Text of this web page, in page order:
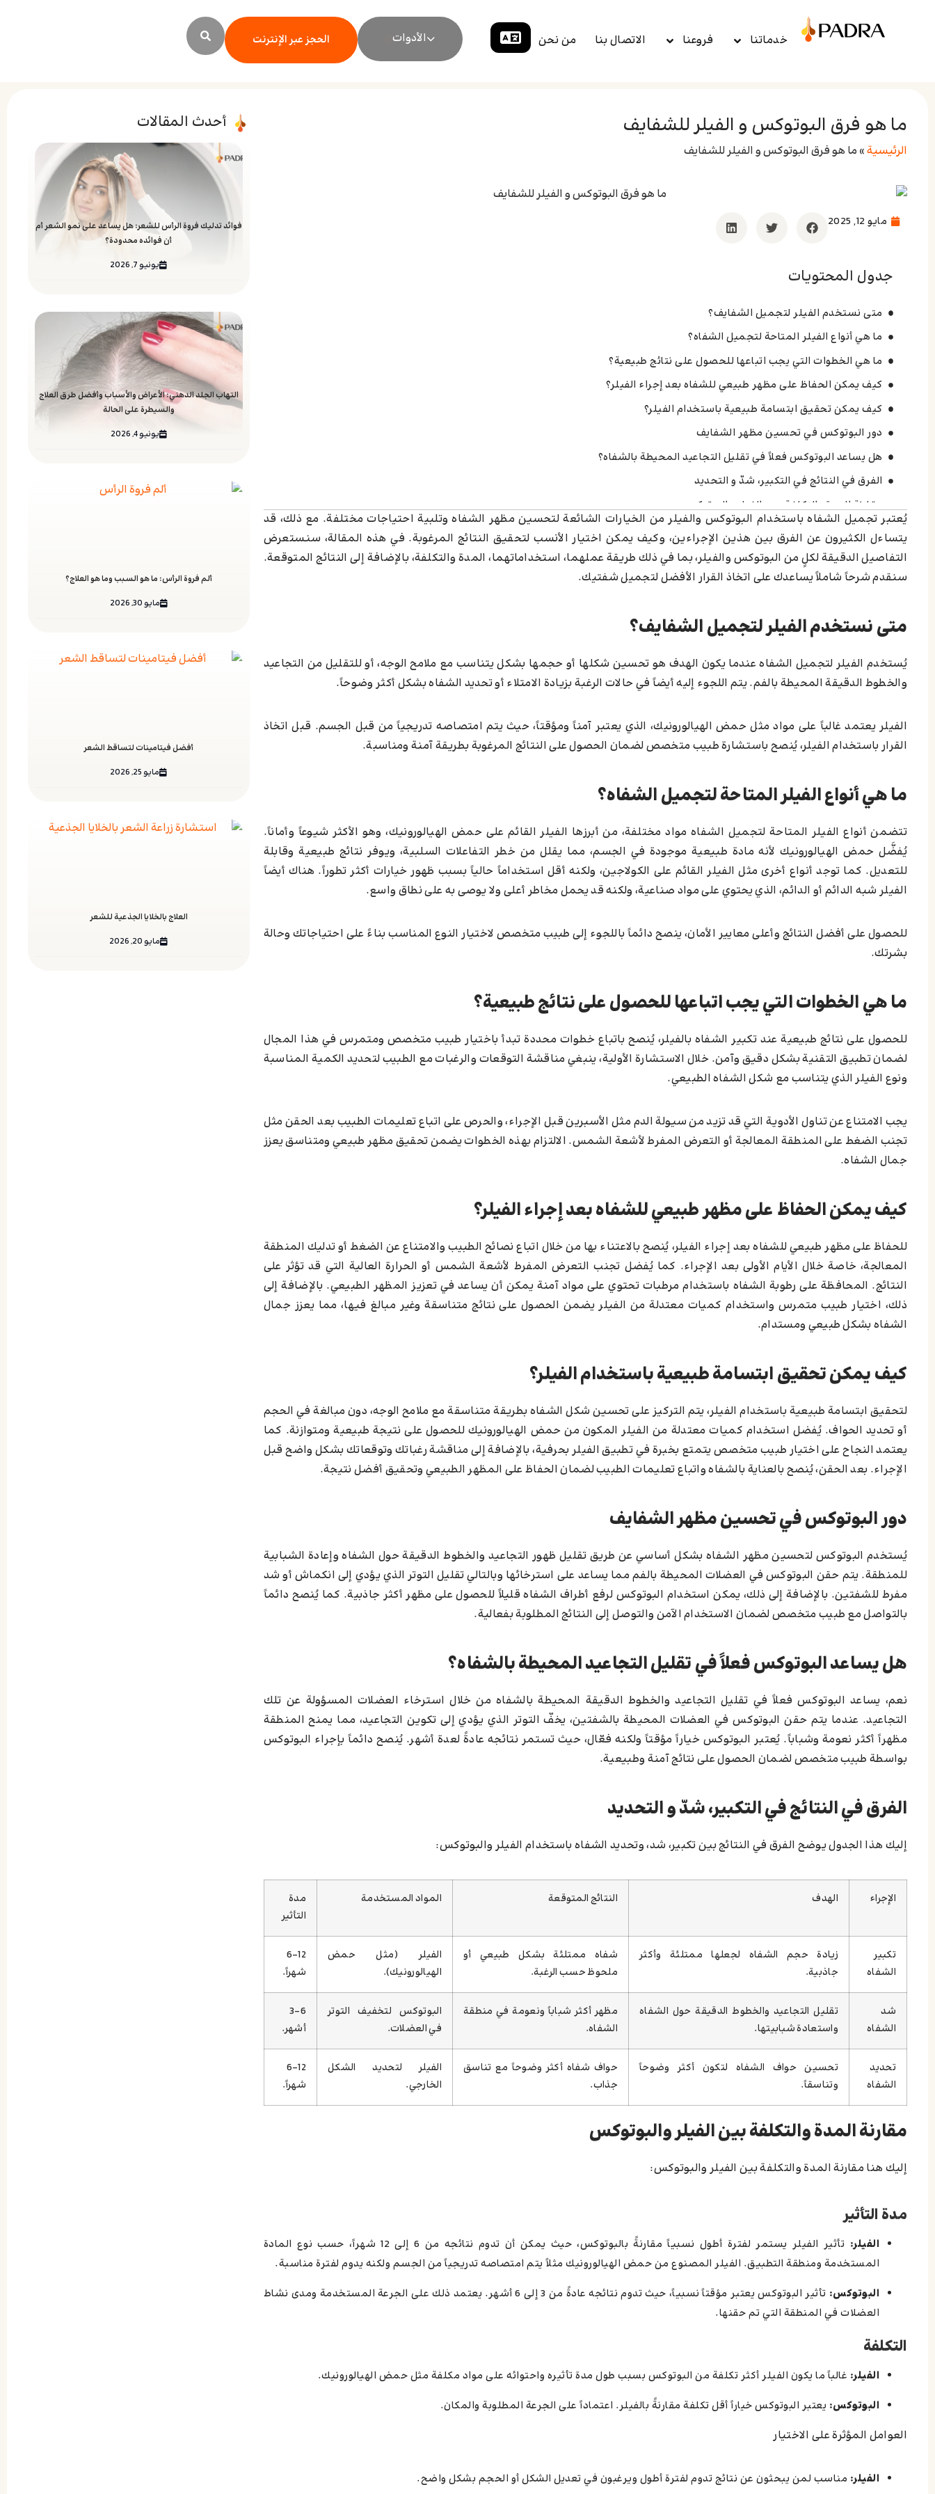
خدماتنا فروعنا الاتصال بنا من نحن الأدوات الحجز عبر الإنترنت
أحدث المقالات
فوائد تدليك فروة الرأس للشعر: هل يساعد على نمو الشعر أم
أن فوائده محدودة؟
يونيو 7, 2026
التهاب الجلد الدهني: الأعراض والأسباب وأفضل طرق العلاج
والسيطرة على الحالة
يونيو 4, 2026
ألم فروة الرأس: ما هو السبب وما هو العلاج؟
مايو 30, 2026
أفضل فيتامينات لتساقط الشعر
مايو 25, 2026
العلاج بالخلايا الجذعية للشعر
مايو 20, 2026
ما هو فرق البوتوكس و الفيلر للشفايف
الرئيسية» ما هو فرق البوتوكس و الفيلر للشفايف
مايو 12, 2025
جدول المحتويات
متى نستخدم الفيلر لتجميل الشفايف؟
ما هي أنواع الفيلر المتاحة لتجميل الشفاه؟
ما هي الخطوات التي يجب اتباعها للحصول على نتائج طبيعية؟
كيف يمكن الحفاظ على مظهر طبيعي للشفاه بعد إجراء الفيلر؟
كيف يمكن تحقيق ابتسامة طبيعية باستخدام الفيلر؟
دور البوتوكس في تحسين مظهر الشفايف
هل يساعد البوتوكس فعلاً في تقليل التجاعيد المحيطة بالشفاه؟
الفرق في النتائج في التكبير، شدّ و التحديد
مقارنة المدة والتكلفة بين الفيلر والبوتوكس
أيهما أنسب حسب شكل الشفاه وحالة البشرة؟
ما العوامل التي تؤثر على تكلفة إجراءات تعبئة الشفاه؟
اترك تعليقاً إلغاء الرد
يُعتبر تجميل الشفاه باستخدام البوتوكس والفيلر من الخيارات الشائعة لتحسين مظهر الشفاه وتلبية احتياجات مختلفة. مع ذلك، قد
يتساءل الكثيرون عن الفرق بين هذين الإجراءين، وكيف يمكن اختيار الأنسب لتحقيق النتائج المرغوبة. في هذه المقالة، سنستعرض
التفاصيل الدقيقة لكلٍ من البوتوكس والفيلر، بما في ذلك طريقة عملهما، استخداماتهما، المدة والتكلفة، بالإضافة إلى النتائج المتوقعة.
سنقدم شرحاً شاملاً يساعدك على اتخاذ القرار الأفضل لتجميل شفتيك.
متى نستخدم الفيلر لتجميل الشفايف؟
يُستخدم الفيلر لتجميل الشفاه عندما يكون الهدف هو تحسين شكلها أو حجمها بشكل يتناسب مع ملامح الوجه، أو للتقليل من التجاعيد
والخطوط الدقيقة المحيطة بالفم. يتم اللجوء إليه أيضاً في حالات الرغبة بزيادة الامتلاء أو تحديد الشفاه بشكل أكثر وضوحاً.
الفيلر يعتمد غالباً على مواد مثل حمض الهيالورونيك، الذي يعتبر آمناً ومؤقتاً، حيث يتم امتصاصه تدريجياً من قبل الجسم. قبل اتخاذ
القرار باستخدام الفيلر، يُنصح باستشارة طبيب متخصص لضمان الحصول على النتائج المرغوبة بطريقة آمنة ومناسبة.
ما هي أنواع الفيلر المتاحة لتجميل الشفاه؟
تتضمن أنواع الفيلر المتاحة لتجميل الشفاه مواد مختلفة، من أبرزها الفيلر القائم على حمض الهيالورونيك، وهو الأكثر شيوعاً وأماناً.
يُفضَّل حمض الهيالورونيك لأنه مادة طبيعية موجودة في الجسم، مما يقلل من خطر التفاعلات السلبية، ويوفر نتائج طبيعية وقابلة
للتعديل. كما توجد أنواع أخرى مثل الفيلر القائم على الكولاجين، ولكنه أقل استخداماً حالياً بسبب ظهور خيارات أكثر تطوراً. هناك أيضاً
الفيلر شبه الدائم أو الدائم، الذي يحتوي على مواد صناعية، ولكنه قد يحمل مخاطر أعلى ولا يوصى به على نطاق واسع.
للحصول على أفضل النتائج وأعلى معايير الأمان، ينصح دائماً باللجوء إلى طبيب متخصص لاختيار النوع المناسب بناءً على احتياجاتك وحالة
بشرتك.
ما هي الخطوات التي يجب اتباعها للحصول على نتائج طبيعية؟
للحصول على نتائج طبيعية عند تكبير الشفاه بالفيلر، يُنصح باتباع خطوات محددة تبدأ باختيار طبيب متخصص ومتمرس في هذا المجال
لضمان تطبيق التقنية بشكل دقيق وآمن. خلال الاستشارة الأولية، ينبغي مناقشة التوقعات والرغبات مع الطبيب لتحديد الكمية المناسبة
ونوع الفيلر الذي يتناسب مع شكل الشفاه الطبيعي.
يجب الامتناع عن تناول الأدوية التي قد تزيد من سيولة الدم مثل الأسبرين قبل الإجراء، والحرص على اتباع تعليمات الطبيب بعد الحقن مثل
تجنب الضغط على المنطقة المعالجة أو التعرض المفرط لأشعة الشمس. الالتزام بهذه الخطوات يضمن تحقيق مظهر طبيعي ومتناسق يعزز
جمال الشفاه.
كيف يمكن الحفاظ على مظهر طبيعي للشفاه بعد إجراء الفيلر؟
للحفاظ على مظهر طبيعي للشفاه بعد إجراء الفيلر، يُنصح بالاعتناء بها من خلال اتباع نصائح الطبيب والامتناع عن الضغط أو تدليك المنطقة
المعالجة، خاصة خلال الأيام الأولى بعد الإجراء. كما يُفضل تجنب التعرض المفرط لأشعة الشمس أو الحرارة العالية التي قد تؤثر على
النتائج. المحافظة على رطوبة الشفاه باستخدام مرطبات تحتوي على مواد آمنة يمكن أن يساعد في تعزيز المظهر الطبيعي. بالإضافة إلى
ذلك، اختيار طبيب متمرس واستخدام كميات معتدلة من الفيلر يضمن الحصول على نتائج متناسقة وغير مبالغ فيها، مما يعزز جمال
الشفاه بشكل طبيعي ومستدام.
كيف يمكن تحقيق ابتسامة طبيعية باستخدام الفيلر؟
لتحقيق ابتسامة طبيعية باستخدام الفيلر، يتم التركيز على تحسين شكل الشفاه بطريقة متناسقة مع ملامح الوجه، دون مبالغة في الحجم
أو تحديد الحواف. يُفضل استخدام كميات معتدلة من الفيلر المكون من حمض الهيالورونيك للحصول على نتيجة طبيعية ومتوازنة. كما
يعتمد النجاح على اختيار طبيب متخصص يتمتع بخبرة في تطبيق الفيلر بحرفية، بالإضافة إلى مناقشة رغباتك وتوقعاتك بشكل واضح قبل
الإجراء. بعد الحقن، يُنصح بالعناية بالشفاه واتباع تعليمات الطبيب لضمان الحفاظ على المظهر الطبيعي وتحقيق أفضل نتيجة.
دور البوتوكس في تحسين مظهر الشفايف
يُستخدم البوتوكس لتحسين مظهر الشفاه بشكل أساسي عن طريق تقليل ظهور التجاعيد والخطوط الدقيقة حول الشفاه وإعادة الشبابية
للمنطقة. يتم حقن البوتوكس في العضلات المحيطة بالفم مما يساعد على استرخائها وبالتالي تقليل التوتر الذي يؤدي إلى انكماش أو شد
مفرط للشفتين. بالإضافة إلى ذلك، يمكن استخدام البوتوكس لرفع أطراف الشفاه قليلاً للحصول على مظهر أكثر جاذبية. كما يُنصح دائماً
بالتواصل مع طبيب متخصص لضمان الاستخدام الآمن والتوصل إلى النتائج المطلوبة بفعالية.
هل يساعد البوتوكس فعلاً في تقليل التجاعيد المحيطة بالشفاه؟
نعم، يساعد البوتوكس فعلاً في تقليل التجاعيد والخطوط الدقيقة المحيطة بالشفاه من خلال استرخاء العضلات المسؤولة عن تلك
التجاعيد. عندما يتم حقن البوتوكس في العضلات المحيطة بالشفتين، يخفّ التوتر الذي يؤدي إلى تكوين التجاعيد، مما يمنح المنطقة
مظهراً أكثر نعومة وشباباً. يُعتبر البوتوكس خياراً مؤقتاً ولكنه فعّال، حيث تستمر نتائجه عادةً لعدة أشهر. يُنصح دائماً بإجراء البوتوكس
بواسطة طبيب متخصص لضمان الحصول على نتائج آمنة وطبيعية.
الفرق في النتائج في التكبير، شدّ و التحديد
إليك هذا الجدول يوضح الفرق في النتائج بين تكبير، شد، وتحديد الشفاه باستخدام الفيلر والبوتوكس:
الإجراء الهدف النتائج المتوقعة المواد المستخدمة
مدة
التأثير
تكبير
الشفاه
زيادة حجم الشفاه لجعلها ممتلئة وأكثر
جاذبية.
شفاه ممتلئة بشكل طبيعي أو
ملحوظ حسب الرغبة.
الفيلر (مثل حمض
الهيالورونيك).
6-12
شهراً.
شد
الشفاه
تقليل التجاعيد والخطوط الدقيقة حول الشفاه
واستعادة شبابيتها.
مظهر أكثر شباباً ونعومة في منطقة
الشفاه.
البوتوكس لتخفيف التوتر
في العضلات.
3-6
أشهر.
تحديد
الشفاه
تحسين حواف الشفاه لتكون أكثر وضوحاً
وتناسقاً.
حواف شفاه أكثر وضوحاً مع تناسق
جذاب.
الفيلر لتحديد الشكل
الخارجي.
6-12
شهراً.
مقارنة المدة والتكلفة بين الفيلر والبوتوكس
إليك هنا مقارنة المدة والتكلفة بين الفيلر والبوتوكس:
مدة التأثير
الفيلر:
تأثير الفيلر يستمر لفترة أطول نسبياً مقارنةً بالبوتوكس، حيث يمكن أن تدوم نتائجه من 6 إلى 12 شهراً، حسب نوع المادة
المستخدمة ومنطقة التطبيق. الفيلر المصنوع من حمض الهيالورونيك مثلاً يتم امتصاصه تدريجياً من الجسم ولكنه يدوم لفترة مناسبة.
البوتوكس:
تأثير البوتوكس يعتبر مؤقتاً نسبياً، حيث تدوم نتائجه عادةً من 3 إلى 6 أشهر. يعتمد ذلك على الجرعة المستخدمة ومدى نشاط
العضلات في المنطقة التي تم حقنها.
التكلفة
الفيلر: غالباً ما يكون الفيلر أكثر تكلفة من البوتوكس بسبب طول مدة تأثيره واحتوائه على مواد مكلفة مثل حمض الهيالورونيك.
البوتوكس: يعتبر البوتوكس خياراً أقل تكلفة مقارنةً بالفيلر. اعتماداً على الجرعة المطلوبة والمكان.
العوامل المؤثرة على الاختيار
الفيلر: مناسب لمن يبحثون عن نتائج تدوم لفترة أطول ويرغبون في تعديل الشكل أو الحجم بشكل واضح.